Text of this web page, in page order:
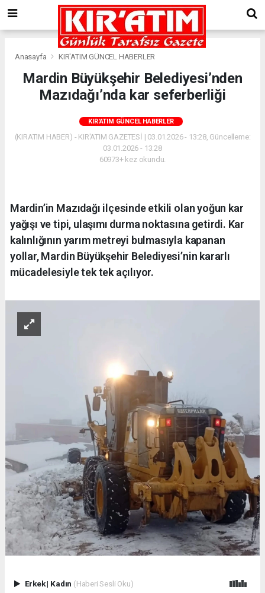
Anasayfa KIR'ATIM GÜNCEL HABERLER
Mardin Büyükşehir Belediyesi’nden
Mazıdağı’nda kar seferberliği
KIR'ATIM GÜNCEL HABERLER
(KIRATIM HABER) - KIR'ATIM GAZETESİ | 03.01.2026 - 13:28, Güncelleme:
03.01.2026 - 13:28
60973+ kez okundu.
Mardin’in Mazıdağı ilçesinde etkili olan yoğun kar
yağışı ve tipi, ulaşımı durma noktasına getirdi. Kar
kalınlığının yarım metreyi bulmasıyla kapanan
yollar, Mardin Büyükşehir Belediyesi’nin kararlı
mücadelesiyle tek tek açılıyor.
Erkek| Kadın (Haberi Sesli Oku)